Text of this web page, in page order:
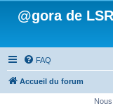
@gora de
FAQ
Accueil du forum